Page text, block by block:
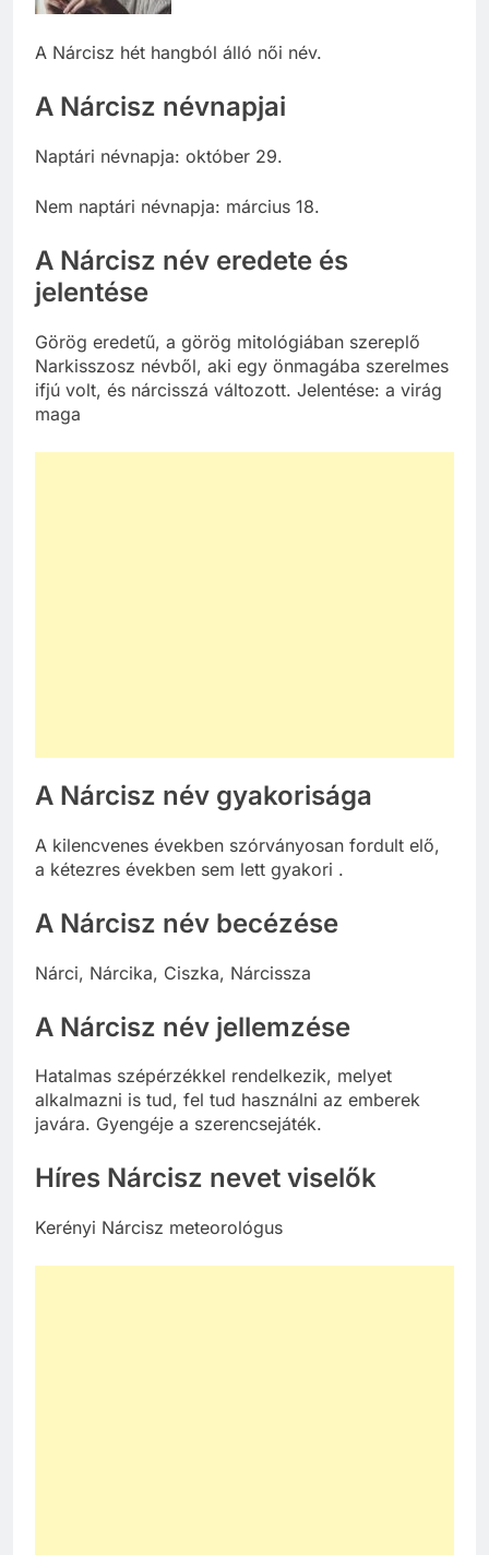
A Nárcisz hét hangból álló női név.
A Nárcisz névnapjai
Naptári névnapja: október 29.
Nem naptári névnapja: március 18.
A Nárcisz név eredete és
jelentése
Görög eredetű, a görög mitológiában szereplő
Narkisszosz névből, aki egy önmagába szerelmes
ifjú volt, és nárcisszá változott. Jelentése: a virág
maga
A Nárcisz név gyakorisága
A kilencvenes években szórványosan fordult elő,
a kétezres években sem lett gyakori .
A Nárcisz név becézése
Nárci, Nárcika, Ciszka, Nárcissza
A Nárcisz név jellemzése
Hatalmas szépérzékkel rendelkezik, melyet
alkalmazni is tud, fel tud használni az emberek
javára. Gyengéje a szerencsejáték.
Híres Nárcisz nevet viselők
Kerényi Nárcisz meteorológus